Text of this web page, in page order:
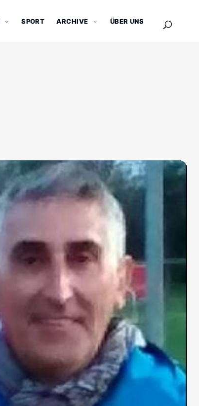
SPORT ARCHIVE ÜBER UNS